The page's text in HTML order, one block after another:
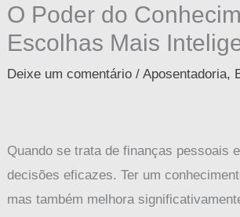
O Poder do
Escolhas Mais
Deixe um comentário /Aposentadoria,
Quando se trata de finanças pessoais
decisões eficazes. Ter um
mas também melhora